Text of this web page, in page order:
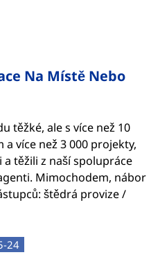
Na Místě Nebo
těžké, ale s více než 10
více než 3 000 projekty,
těžili z naší spolupráce
Mimochodem, nábor
štědrá provize /
24